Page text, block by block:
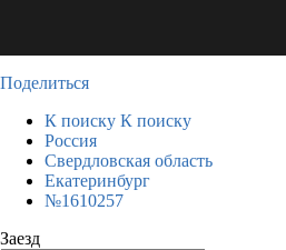
Поделиться
К поиску К поиску
Россия
Свердловская область
Екатеринбург
№1610257
Заезд